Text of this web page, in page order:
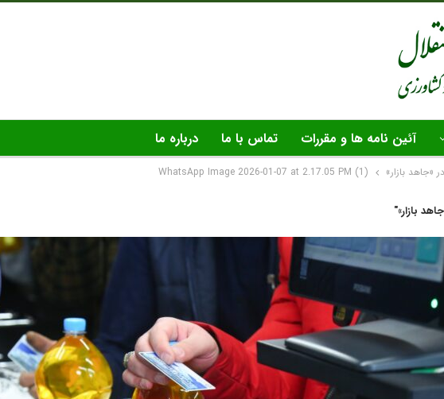
آئین نامه ها و مقررات تماس با ما درباره ما
«جاهد بازار» WhatsApp Image 2026-01-07 at 2.17.05 PM (1)
بازار»"